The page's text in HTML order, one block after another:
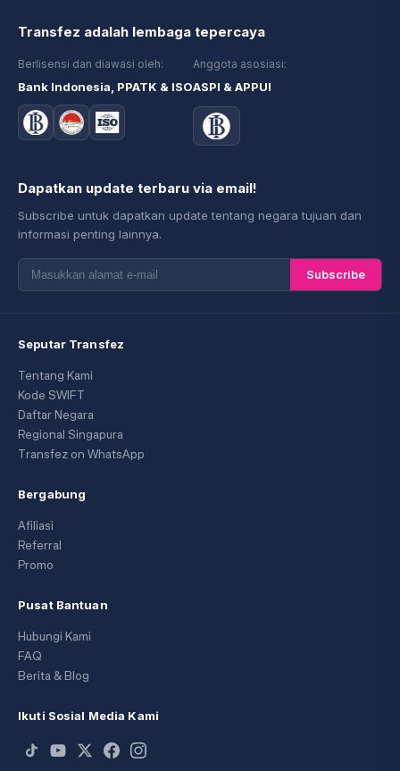
Transfez adalah lembaga tepercaya
Berlisensi dan diawasi oleh:
Bank Indonesia, PPATK & ISO
Anggota asosiasi:
ASPI & APPUI
Dapatkan update terbaru via email!
Subscribe untuk dapatkan update tentang negara tujuan dan
informasi penting lainnya.
Subscribe
Seputar Transfez
Tentang Kami
Kode SWIFT
Daftar Negara
Regional Singapura
Transfez on WhatsApp
Bergabung
Afiliasi
Referral
Promo
Pusat Bantuan
Hubungi Kami
FAQ
Berita & Blog
Ikuti Sosial Media Kami